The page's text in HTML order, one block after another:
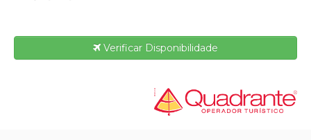
Verificar Disponibilidade